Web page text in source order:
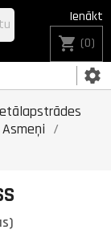
settings
Ienākt
shopping_cart (0)
Asmeņi